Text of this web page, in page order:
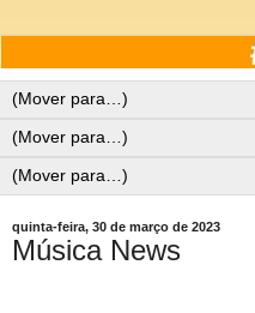
quinta-feira, 30 de março de 2023
Música News